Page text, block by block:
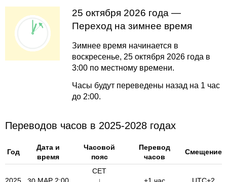
25 октября 2026 года —
Переход на зимнее время
Зимнее время начинается в
воскресенье, 25 октября 2026 года в
3:00 по местному времени.
Часы будут переведены назад на 1 час
до 2:00.
Переводов часов в 2025-2028 годах
Год
Дата и
время
Часовой
пояс
Перевод
часов
Смещение
2025 МАР 2:00
CET
↓
+1 час UTC+2